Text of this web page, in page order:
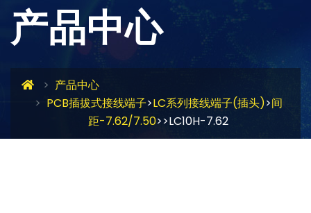
产品中心
产品中心
PCB插拔式接线端子>LC系列接线端子(插头)>间
距-7.62/7.50>>LC10H-7.62